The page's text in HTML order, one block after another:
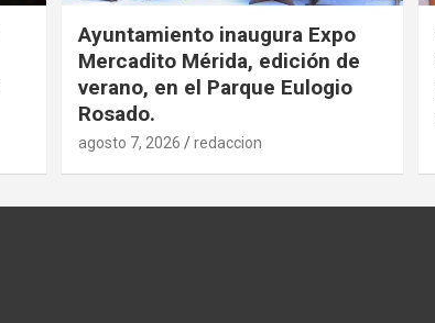
Ayuntamiento inaugura Expo
Mercadito Mérida, edición de
verano, en el Parque Eulogio
Rosado.
agosto 7, 2026 redaccion